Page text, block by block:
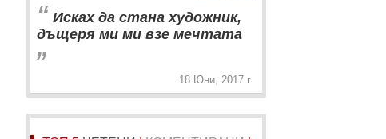
“ Исках да стана художник,
дъщеря ми ми взе мечтата
„
18 Юни, 2017 г.